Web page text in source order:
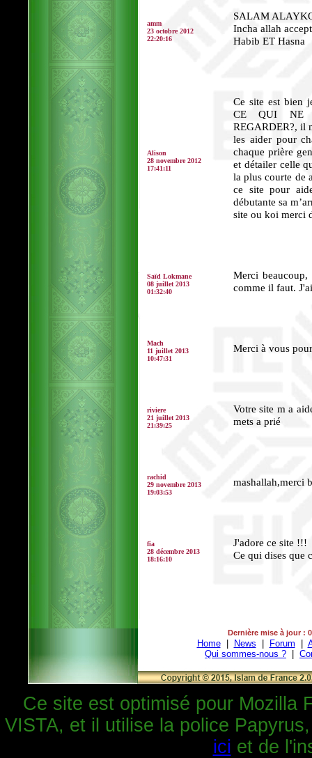
amm
23 octobre 2012
22:20:16
SALAM
Incha allah
Habib ET Hasna
Alison
28 novembre 2012
17:41:11
Ce site est bien
CE QUI NE
REGARDER?, il
les aider pour
chaque prière
et détailer celle
la plus courte de
ce site pour
débutante sa
site ou koi merci
Saïd Lokmane
08 juillet 2013
01:32:40
Merci
comme il faut.
Mach
11 juillet 2013
10:47:31
Merci à vous
riviere
21 juillet 2013
21:39:25
Votre site m a
mets a prié
rachid
29 novembre 2013
19:03:53
mashallah,merci
fia
28 décembre 2013
18:16:10
J'adore ce site !!!
Ce qui dises que
Dernière mise à jour :
Home| News Forum
Qui sommes-nous ?
Ce site est optimisé pour Mozilla
VISTA, et il utilise la police
ici et de